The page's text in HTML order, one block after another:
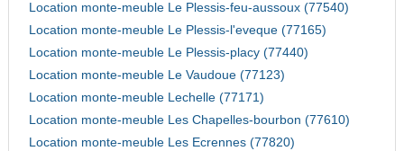
Location monte-meuble Le Plessis-feu-aussoux (77540)
Location monte-meuble Le Plessis-l'eveque (77165)
Location monte-meuble Le Plessis-placy (77440)
Location monte-meuble Le Vaudoue (77123)
Location monte-meuble Lechelle (77171)
Location monte-meuble Les Chapelles-bourbon (77610)
Location monte-meuble Les Ecrennes (77820)